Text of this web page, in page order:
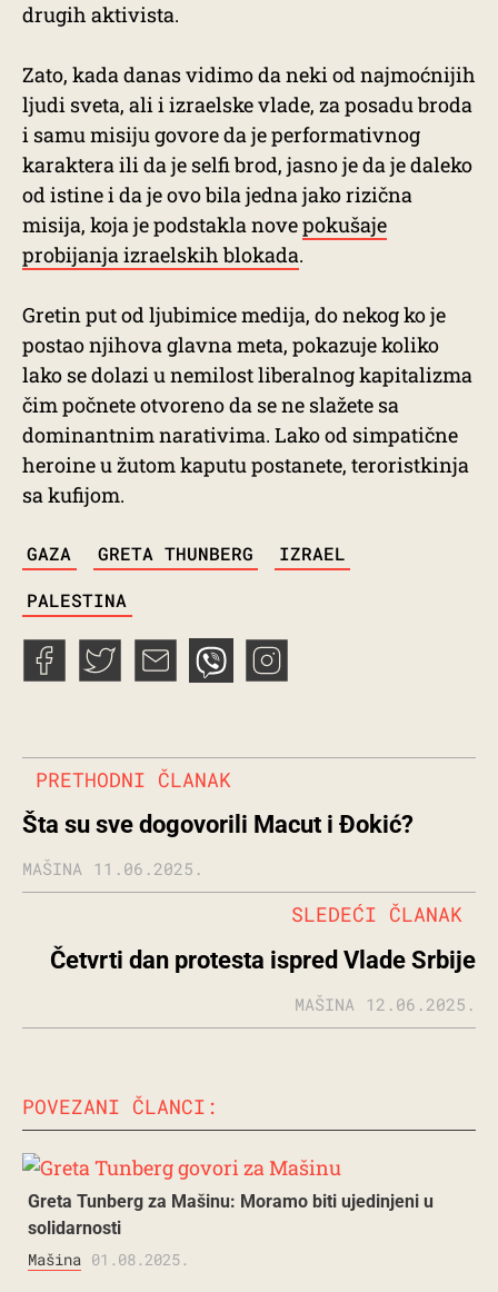
drugih aktivista.
Zato, kada danas vidimo da neki od najmoćnijih
ljudi sveta, ali i izraelske vlade, za posadu broda
i samu misiju govore da je performativnog
karaktera ili da je selfi brod, jasno je da je daleko
od istine i da je ovo bila jedna jako rizična
misija, koja je podstakla novepokušaje
probijanja izraelskih blokada.
Gretin put od ljubimice medija, do nekog ko je
postao njihova glavna meta, pokazuje koliko
lako se dolazi u nemilost liberalnog kapitalizma
čim počnete otvoreno da se ne slažete sa
dominantnim narativima. Lako od simpatične
heroine u žutom kaputu postanete, teroristkinja
sa kufijom.
GAZA GRETA THUNBERG IZRAEL
PALESTINA
PRETHODNI ČLANAK
Šta su sve dogovorili Macut i Đokić?
MAŠINA 11.06.2025.
Četvrti dan protesta ispred Vlade Srbije
SLEDEĆI ČLANAK
MAŠINA 12.06.2025.
POVEZANI ČLANCI:
Greta Tunberg za Mašinu: Moramo biti ujedinjeni u
solidarnosti
Mašina 01.08.2025.